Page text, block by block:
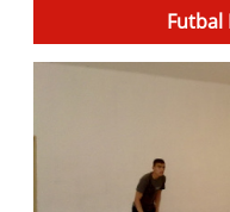
Futbal